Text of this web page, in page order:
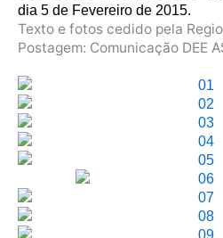
dia 5 de Fevereiro de 2015.
Texto e fotos cedido pela
Postagem: Comunicação DEE